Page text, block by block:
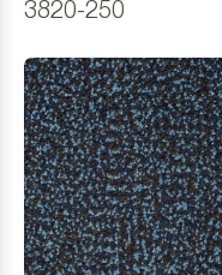
3820-250